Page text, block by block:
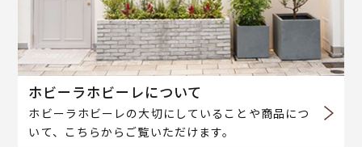
ホビーラホビーレについて
ホビーラホビーレの大切にしていることや商品につ
いて、こちらからご覧いただけます。